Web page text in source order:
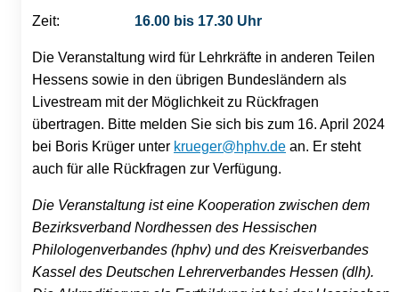
Zeit: 16.00 bis 17.30 Uhr
Die Veranstaltung wird für Lehrkräfte in anderen Teilen
Hessens sowie in den übrigen Bundesländern als
Livestream mit der Möglichkeit zu Rückfragen
übertragen. Bitte melden Sie sich bis zum 16. April 2024
bei Boris Krüger unter krueger@hphv.de an. Er steht
auch für alle Rückfragen zur Verfügung.
Die Veranstaltung ist eine Kooperation zwischen dem
Bezirksverband Nordhessen des Hessischen
Philologenverbandes (hphv) und des Kreisverbandes
Kassel des Deutschen Lehrerverbandes Hessen (dlh).